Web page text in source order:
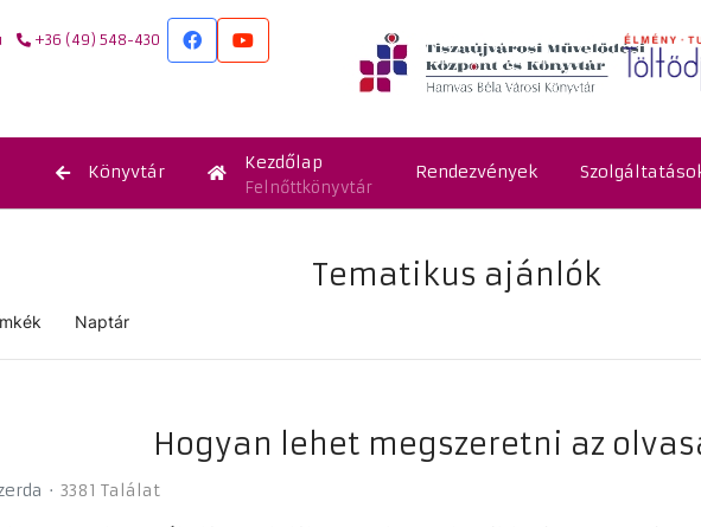
+36 (49) 548-430
Könyvtár Kezdőlap
Felnőttkönyvtár
Rendezvények
Tematikus ajánlók
Naptár
Hogyan lehet megszeretni az
3381 Találat